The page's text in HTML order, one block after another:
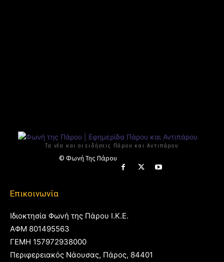
Τα νέα και οι ειδήσεις Πάρου και Αντιπάρου
© Φωνή Της Πάρου
Επικοινωνία
Ιδιοκτησία Φωνή της Πάρου Ι.Κ.Ε.
ΑΦΜ 801495563
ΓΕΜΗ 157972938000
Περιφερειακός Νάουσας, Πάρος, 84401